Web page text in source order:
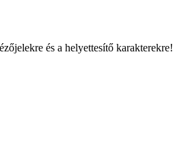
és a helyettesítő karakterekre!